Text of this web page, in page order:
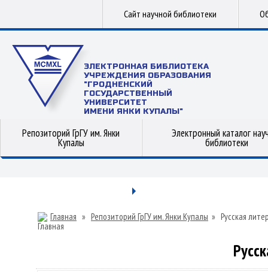
Сайт научной библиотеки
ЭЛЕКТРОННАЯ БИБЛИОТЕКА
УЧРЕЖДЕНИЯ ОБРАЗОВАНИЯ
"ГРОДНЕНСКИЙ
ГОСУДАРСТВЕННЫЙ
УНИВЕРСИТЕТ
ИМЕНИ ЯНКИ КУПАЛЫ"
Репозиторий ГрГУ им. Янки
Купалы
Электронный каталог
библиотеки
Главная » Репозиторий ГрГУ им. Янки Купалы » Русская